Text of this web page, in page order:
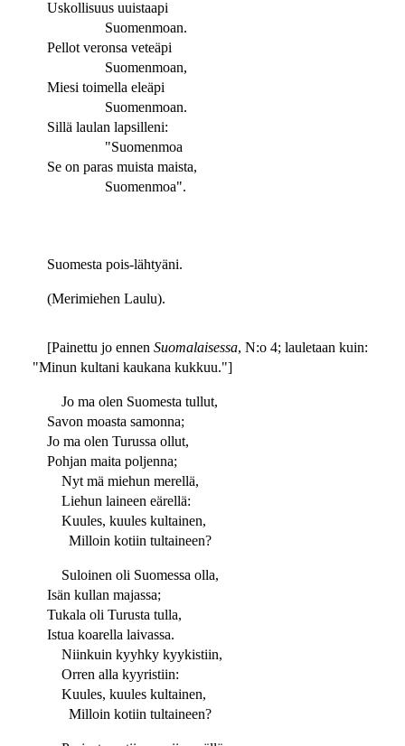
Uskollisuus uuistaapi
Suomenmoan.
Pellot veronsa veteäpi
Suomenmoan,
Miesi toimella eleäpi
Suomenmoan.
Sillä laulan lapsilleni:
"Suomenmoa
Se on paras muista maista,
Suomenmoa".
Suomesta pois-lähtyäni.
(Merimiehen Laulu).
[Painettu jo ennen Suomalaisessa, N:o 4; lauletaan kuin:
"Minun kultani kaukana kukkuu."]
Jo ma olen Suomesta tullut,
Savon moasta samonna;
Jo ma olen Turussa ollut,
Pohjan maita poljenna;
Nyt mä miehun merellä,
Liehun laineen eärellä:
Kuules, kuules kultainen,
Milloin kotiin tultaineen?
Suloinen oli Suomessa olla,
Isän kullan majassa;
Tukala oli Turusta tulla,
Istua koarella laivassa.
Niinkuin kyyhky kyykistiin,
Orren alla kyyristiin:
Kuules, kuules kultainen,
Milloin kotiin tultaineen?